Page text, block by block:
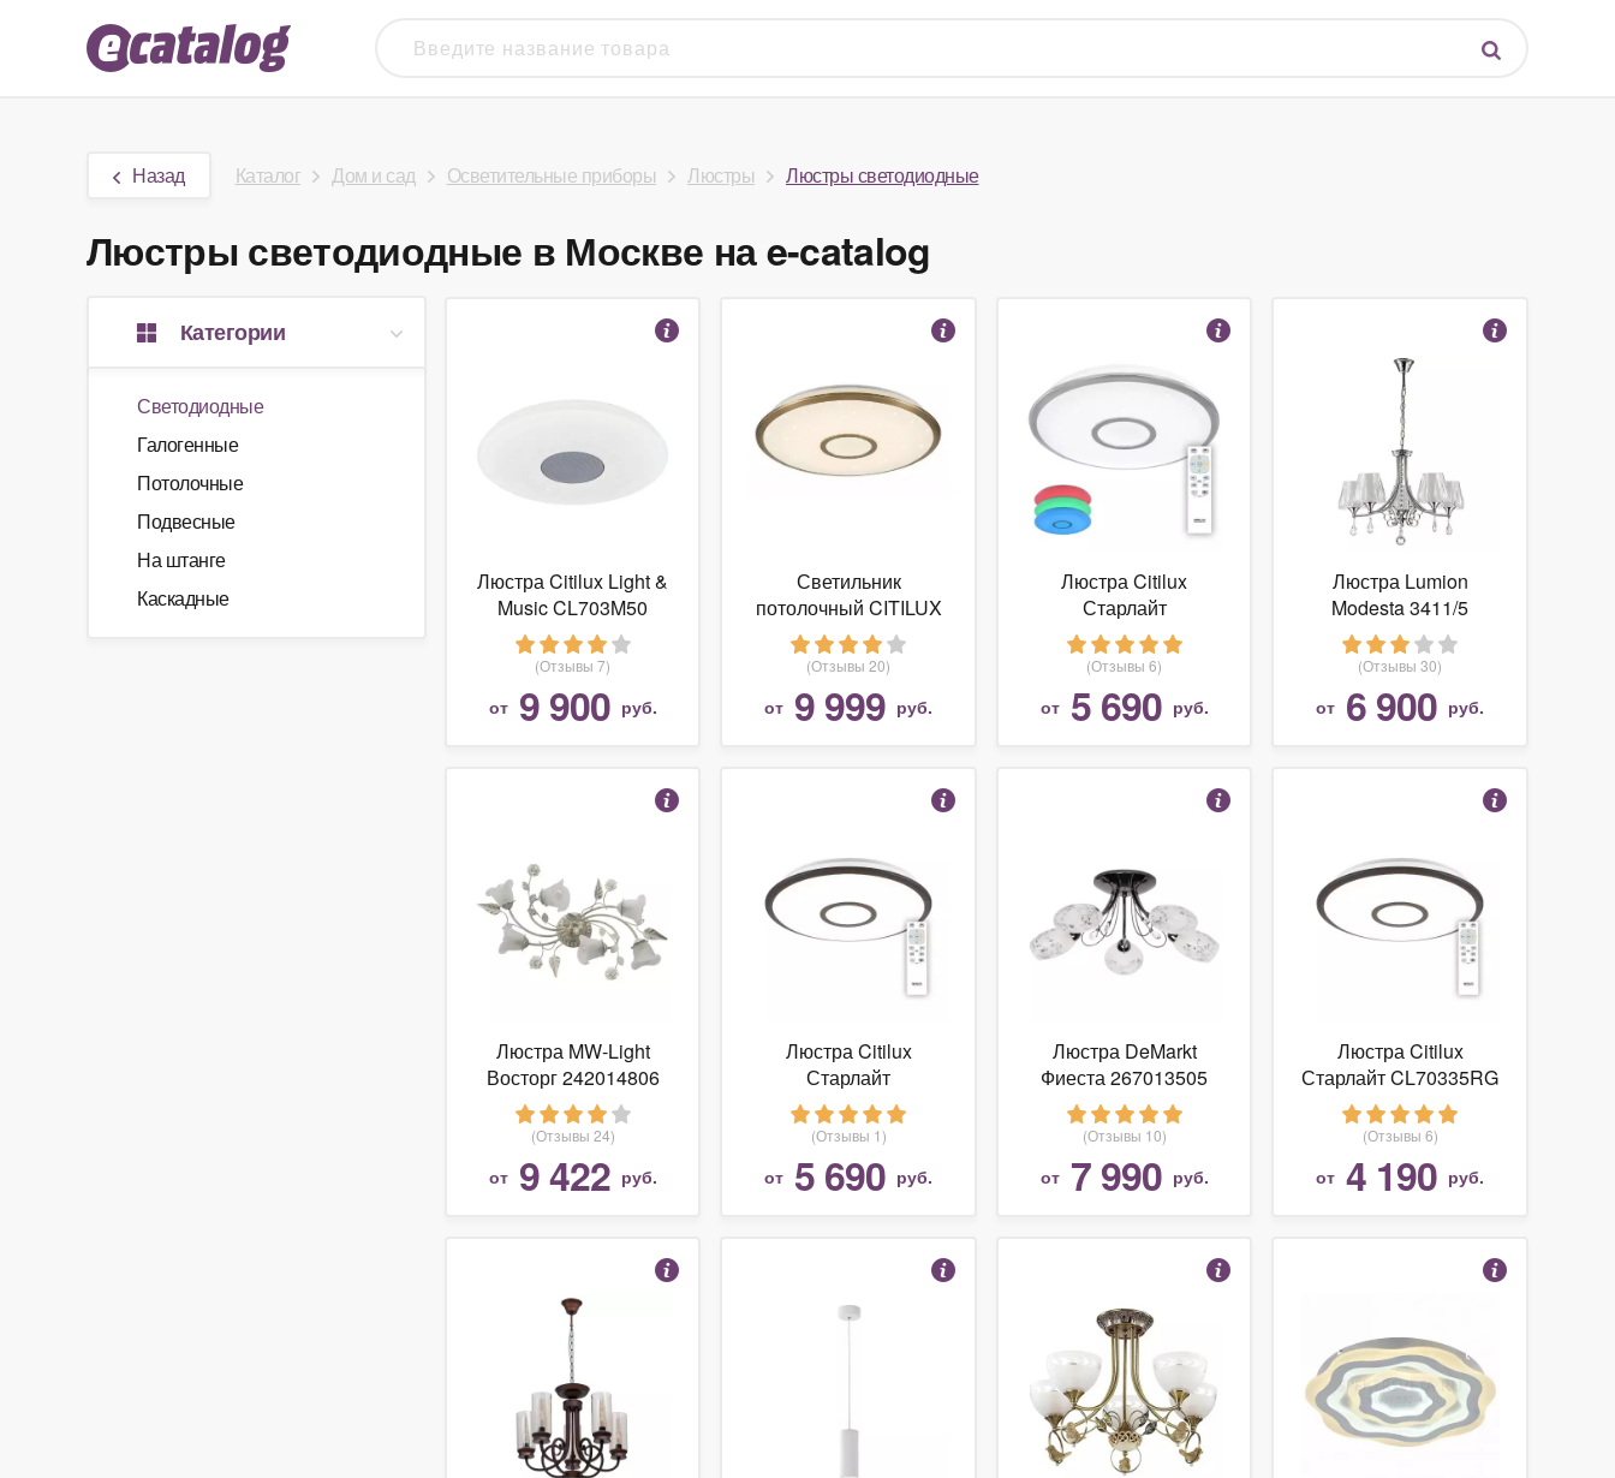
Назад Каталог Дом и сад Осветительные приборы Люстры Люстры светодиодные
Люстры светодиодные в Москве на e-catalog
Категории
Светодиодные
Галогенные
Потолочные
Подвесные
На штанге
Каскадные
Люстра Citilux Light &
Music CL703M50
(Отзывы 7)
от 9 900 руб.
Светильник
потолочный CITILUX
Старлайт
(Отзывы 20)
от 9 999 руб.
Люстра Citilux
Старлайт
CL70340RGB
(Отзывы 6)
от 5 690 руб.
Люстра Lumion
Modesta 3411/5
(Отзывы 30)
от 6 900 руб.
Люстра MW-Light
Восторг 242014806
(Отзывы 24)
от 9 422 руб.
Люстра Citilux
Старлайт
CL70345RGB
(Отзывы 1)
от 5 690 руб.
Люстра DeMarkt
Фиеста 267013505
(Отзывы 10)
от 7 990 руб.
Люстра Citilux
Старлайт CL70335RG
(Отзывы 6)
от 4 190 руб.